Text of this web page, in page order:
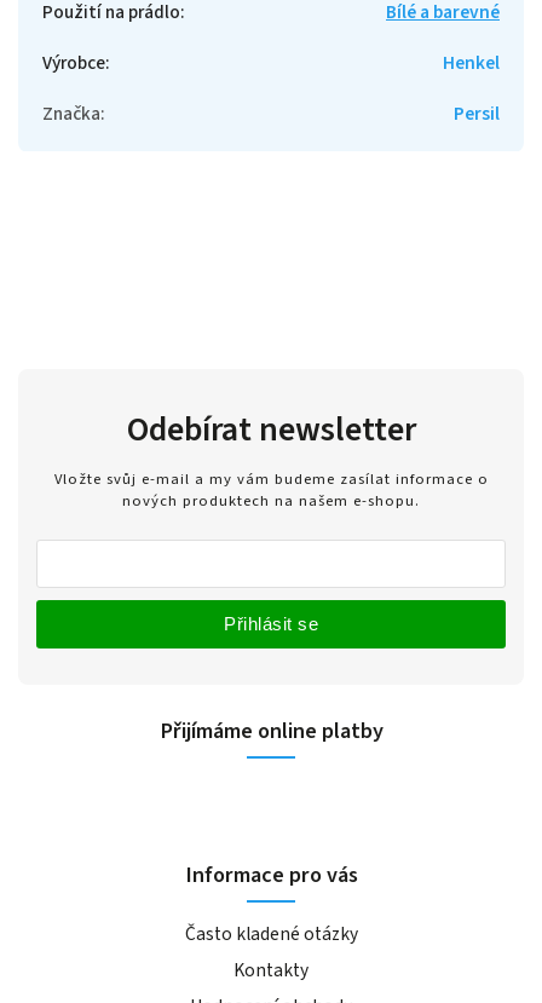
Použití na prádlo:
Bílé a barevné
Výrobce:
Henkel
Značka: Persil
Odebírat newsletter
Vložte svůj e-mail a my vám budeme zasílat informace o
nových produktech na našem e-shopu.
Přihlásit se
Přijímáme online platby
Informace pro vás
Často kladené otázky
Kontakty